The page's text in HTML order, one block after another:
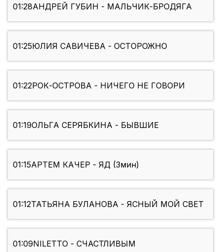
01:28АНДРЕЙ ГУБИН - МАЛЬЧИК-БРОДЯГА
01:25ЮЛИЯ САВИЧЕВА - ОСТОРОЖНО
01:22РОК-ОСТРОВА - НИЧЕГО НЕ ГОВОРИ
01:19ОЛЬГА СЕРЯБКИНА - БЫВШИЕ
01:15АРТЕМ КАЧЕР - ЯД (3мин)
01:12ТАТЬЯНА БУЛАНОВА - ЯСНЫЙ МОЙ СВЕТ
01:09NILETTO - СЧАСТЛИВЫМ